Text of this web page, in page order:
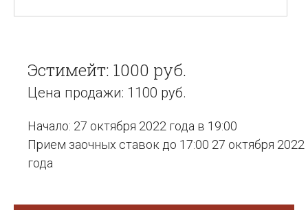
Эстимейт: 1000 руб.
Цена продажи: 1100 руб.
Начало: 27 октября 2022 года в 19:00
Прием заочных ставок до 17:00 27 октября 2022
года